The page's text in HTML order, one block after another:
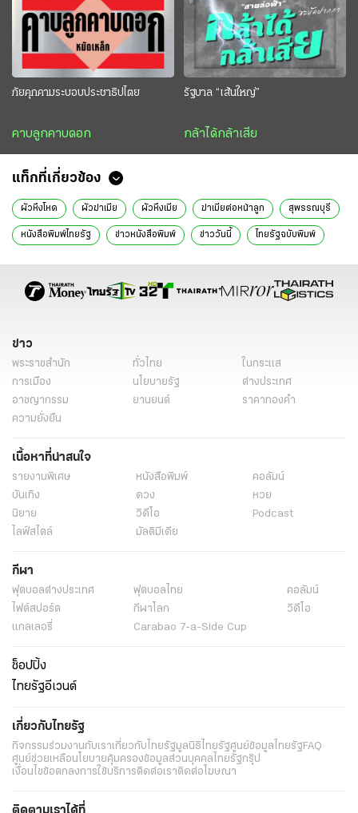
ภัยคุกคามระบอบประชาธิปไตย
คาบลูกคาบดอก
รัฐบาล “เส้นใหญ่”
กล้าได้กล้าเสีย
แท็กที่เกี่ยวข้อง
ผัวหึงโหด ผัวฆ่าเมีย ผัวหึงเมีย ฆ่าเมียต่อหน้าลูก สุพรรณบุรี
หนังสือพิมพ์ไทยรัฐ ข่าวหนังสือพิมพ์ ข่าววันนี้ ไทยรัฐฉบับพิมพ์
ข่าว
พระราชสำนัก ทั่วไทย
ในกระแส
การเมือง
นโยบายรัฐ
ต่างประเทศ
อาชญากรรม
ยานยนต์
ราคาทองคำ
ความยั่งยืน
เนื้อหาที่น่าสนใจ
รายงานพิเศษ หนังสือพิมพ์
คอลัมน์
บันเทิง
ดวง
หวย
นิยาย
วิดีโอ
Podcast
ไลฟ์สไตล์
มัลติมีเดีย
กีฬา
ฟุตบอลต่่างประเทศ ฟุตบอลไทย
คอลัมน์
ไฟต์สปอร์ต
กีฬาโลก
วิดีโอ
แกลเลอรี่
Carabao 7-a-Side Cup
ช็อปปิ้ง
ไทยรัฐอีเวนต์
เกี่ยวกับไทยรัฐ
กิจกรรมร่วมงานกับเราเกี่ยวกับไทยรัฐมูลนิธิไทยรัฐศูนย์ข้อมูลไทยรัฐFAQ
ศูนย์ช่วยเหลือนโยบายคุ้มครองข้อมูลส่วนบุคคลไทยรัฐกรุ๊ป
เงื่อนไขข้อตกลงการใช้บริการติดต่อเราติดต่อโฆษณา